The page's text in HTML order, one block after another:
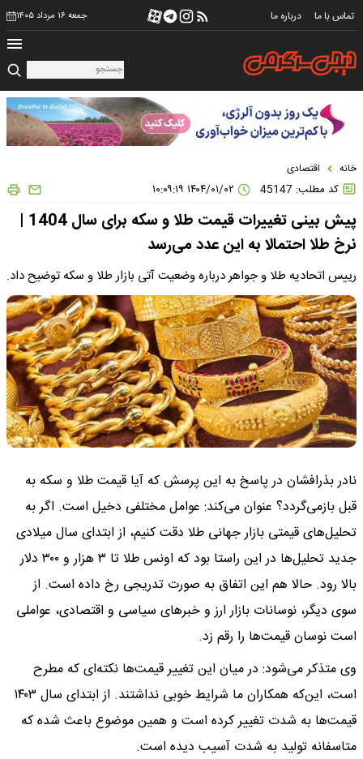
تماس با ما درباره ما جمعه ۱۶ مرداد ۱۴۰۵
خانه اقتصادی
کد مطلب: 45147
پیش بینی تغییرات قیمت طلا و سکه برای سال 1404 |
نرخ طلا احتمالا به این عدد می‌رسد
رییس اتحادیه طلا و جواهر درباره وضعیت آتی بازار طلا و سکه توضیح داد.
نادر بذرافشان در پاسخ به این پرسش که آیا قیمت طلا و سکه به
قبل بازمی‌گردد؟ عنوان می‌کند: عوامل مختلفی دخیل است. اگر به
تحلیل‌های قیمتی بازار جهانی طلا دقت کنیم، از ابتدای سال میلادی
جدید تحلیل‌ها در این راستا بود که اونس طلا تا ۳ هزار و ۳۰۰ دلار
بالا رود. حالا هم این اتفاق به صورت تدریجی رخ داده است. از
سوی دیگر، نوسانات بازار ارز و خبرهای سیاسی و اقتصادی، عواملی
است نوسان قیمت‌ها را رقم زد.
وی متذکر می‌شود: در میان این تغییر قیمت‌ها نکته‌ای که مطرح
است، این‌که همکاران ما شرایط خوبی نداشتند. از ابتدای سال ۱۴۰۳
قیمت‌ها به شدت تغییر کرده است و همین موضوع باعث شده که
متاسفانه تولید به شدت آسیب دیده است.